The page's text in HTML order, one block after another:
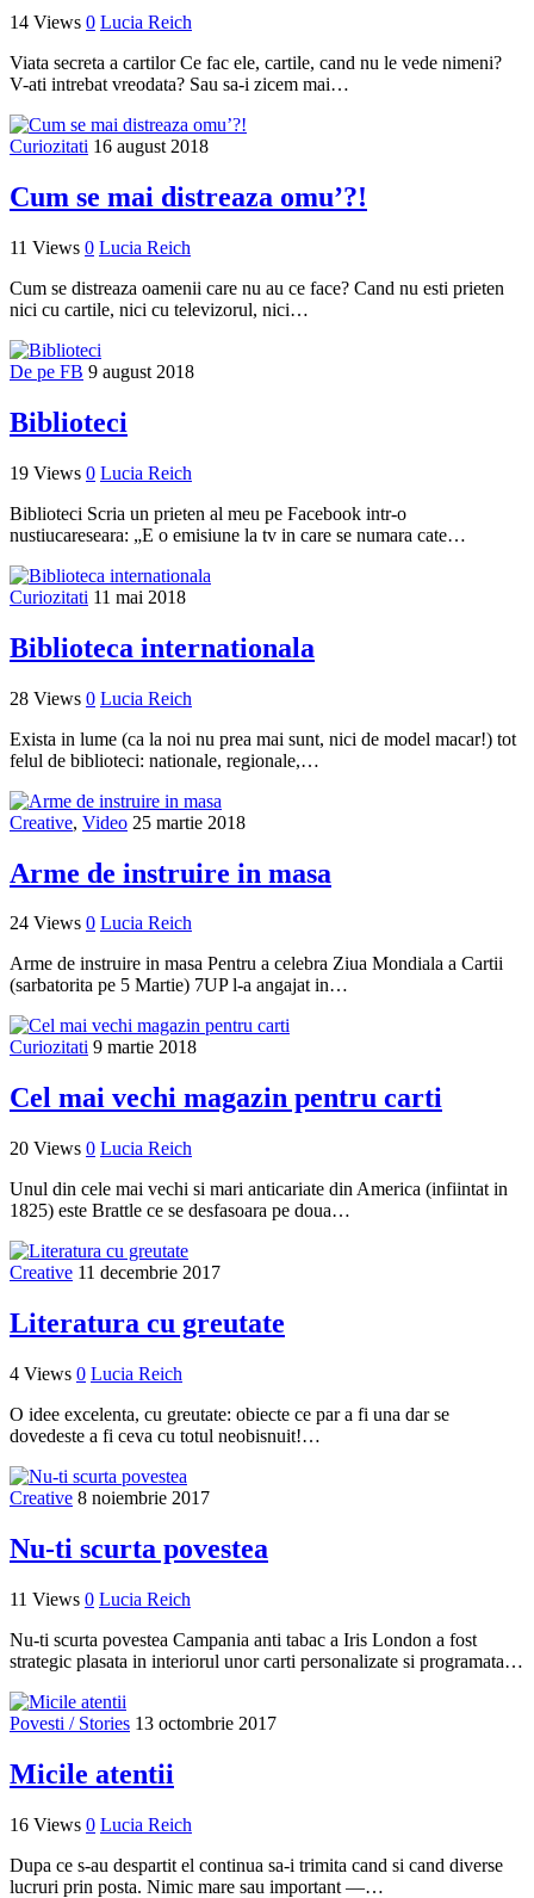
14 Views 0 Lucia Reich
Viata secreta a cartilor Ce fac ele, cartile, cand nu le vede nimeni?
V-ati intrebat vreodata? Sau sa-i zicem mai…
Curiozitati 16 august 2018
Cum se mai distreaza omu’?!
11 Views 0 Lucia Reich
Cum se distreaza oamenii care nu au ce face? Cand nu esti prieten
nici cu cartile, nici cu televizorul, nici…
De pe FB 9 august 2018
Biblioteci
19 Views 0 Lucia Reich
Biblioteci Scria un prieten al meu pe Facebook intr-o
nustiucareseara: „E o emisiune la tv in care se numara cate…
Curiozitati 11 mai 2018
Biblioteca internationala
28 Views 0 Lucia Reich
Exista in lume (ca la noi nu prea mai sunt, nici de model macar!) tot
felul de biblioteci: nationale, regionale,…
Creative, Video 25 martie 2018
Arme de instruire in masa
24 Views 0 Lucia Reich
Arme de instruire in masa Pentru a celebra Ziua Mondiala a Cartii
(sarbatorita pe 5 Martie) 7UP l-a angajat in…
Curiozitati 9 martie 2018
Cel mai vechi magazin pentru carti
20 Views 0 Lucia Reich
Unul din cele mai vechi si mari anticariate din America (infiintat in
1825) este Brattle ce se desfasoara pe doua…
Creative 11 decembrie 2017
Literatura cu greutate
4 Views 0 Lucia Reich
O idee excelenta, cu greutate: obiecte ce par a fi una dar se
dovedeste a fi ceva cu totul neobisnuit!…
Creative 8 noiembrie 2017
Nu-ti scurta povestea
11 Views 0 Lucia Reich
Nu-ti scurta povestea Campania anti tabac a Iris London a fost
strategic plasata in interiorul unor carti personalizate si programata…
Povesti / Stories 13 octombrie 2017
Micile atentii
16 Views 0 Lucia Reich
Dupa ce s-au despartit el continua sa-i trimita cand si cand diverse
lucruri prin posta. Nimic mare sau important —…